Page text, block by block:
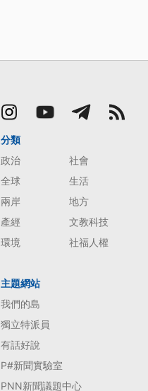
分類
政治
社會
全球
生活
兩岸
地方
產經
文教科技
環境
社福人權
主題網站
我們的島
獨立特派員
有話好說
P#新聞實驗室
PNN新聞議題中心